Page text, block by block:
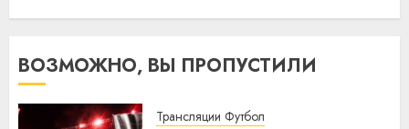
ВОЗМОЖНО, ВЫ ПРОПУСТИЛИ
Трансляции Футбол